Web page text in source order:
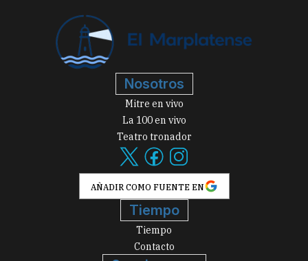
Nosotros
Mitre en vivo
La 100 en vivo
Teatro tronador
AÑADIR COMO FUENTE EN
Tiempo
Tiempo
Contacto